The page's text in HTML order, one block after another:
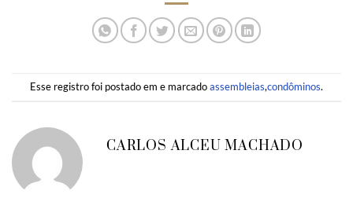
Esse registro foi postado em e marcadoassembleias,condôminos.
CARLOS ALCEU MACHADO